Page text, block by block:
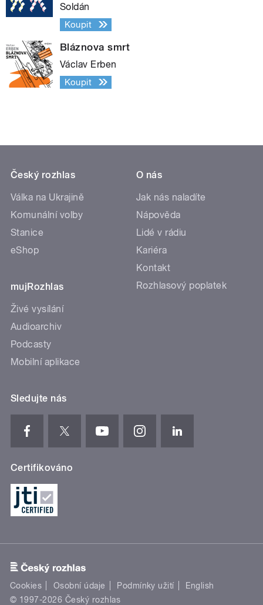
Soldán
Koupit
Bláznova smrt
Václav Erben
Koupit
Český rozhlas
Válka na Ukrajině
Komunální volby
Stanice
eShop
mujRozhlas
Živé vysílání
Audioarchiv
Podcasty
Mobilní aplikace
O nás
Jak nás naladíte
Nápověda
Lidé v rádiu
Kariéra
Kontakt
Rozhlasový poplatek
Sledujte nás
Certifikováno
Cookies Osobní údaje Podmínky užití
English
© 1997-2026 Český rozhlas